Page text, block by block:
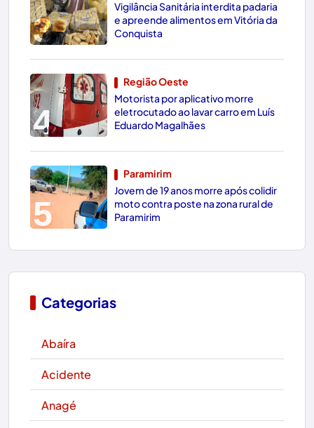
3
Vigilância Sanitária interdita padaria
e apreende alimentos em Vitória da
Conquista
4
Região Oeste
Motorista por aplicativo morre
eletrocutado ao lavar carro em Luís
Eduardo Magalhães
5
Paramirim
Jovem de 19 anos morre após colidir
moto contra poste na zona rural de
Paramirim
Categorias
Abaíra
Acidente
Anagé